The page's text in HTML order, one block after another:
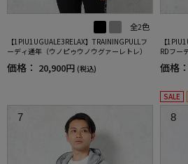
全2色
【1PIU1UGUALE3RELAX】TRAININGPULLフ
ーディ通年（ウノピゥウノウグァーレトレ）
価格： 20,900円 (税込)
【
RDフー
レ）
価格：
7
SALE
8